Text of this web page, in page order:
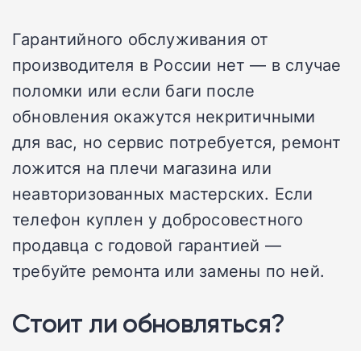
Гарантийного обслуживания от
производителя в России нет — в случае
поломки или если баги после
обновления окажутся некритичными
для вас, но сервис потребуется, ремонт
ложится на плечи магазина или
неавторизованных мастерских. Если
телефон куплен у добросовестного
продавца с годовой гарантией —
требуйте ремонта или замены по ней.
Стоит ли обновляться?